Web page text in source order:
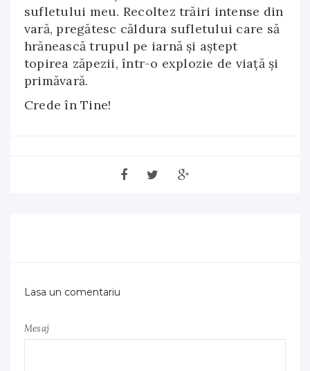
sufletului meu. Recoltez trăiri intense din
vară, pregătesc căldura sufletului care să
hrănească trupul pe iarnă și aștept
topirea zăpezii, într-o explozie de viață și
primăvară.
Crede în Tine!
Lasa un comentariu
Mesaj